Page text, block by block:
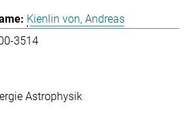
Kienlin von, Andreas
3514
Astrophysik